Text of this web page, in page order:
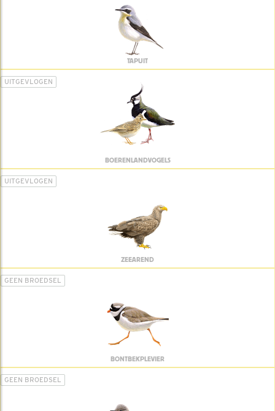
TAPUIT
UITGEVLOGEN
BOERENLANDVOGELS
UITGEVLOGEN
ZEEAREND
GEEN BROEDSEL
BONTBEKPLEVIER
GEEN BROEDSEL